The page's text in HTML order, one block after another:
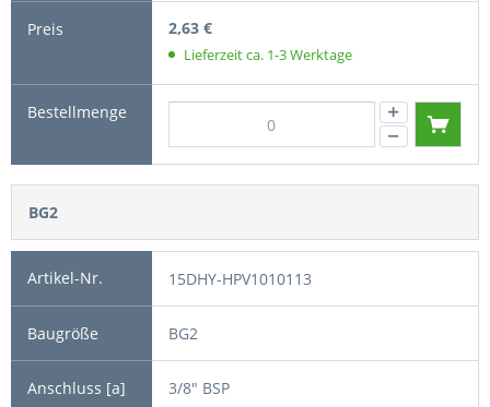
2,63 €
Lieferzeit ca. 1-3 Werktage
BG2
15DHY-HPV1010113
BG2
3/8" BSP